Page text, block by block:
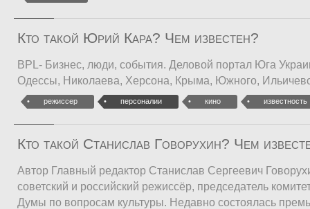
Кто такой Юрий Кара? Чем известен?
BPL- Бизнес, люди, события. Деловой портал Юга
Одессы, Николаева, Херсона, Крыма, Южного,
режиссер персоналии кино известность
Кто такой Станислав Говорухин? Чем
Автор Главный редактор Станислав Сергеевич
советский и российский режиссёр, председатель
Думы по вопросам культуры. Недавно состоялась